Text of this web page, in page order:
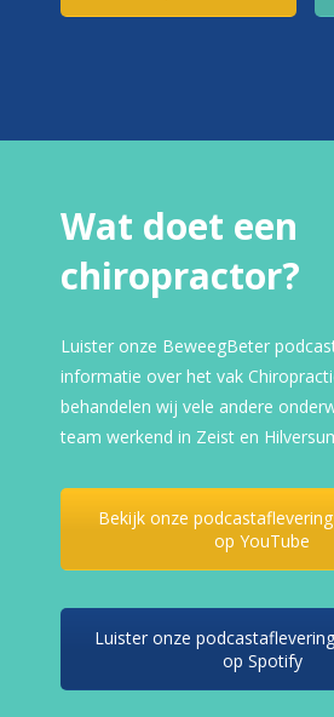
Wat doet een
chiropractor?
Luister onze BeweegBeter
informatie over het vak
behandelen wij vele andere
team werkend in Zeist en
Bekijk onze
op YouTube
Luister onze
op Spotify